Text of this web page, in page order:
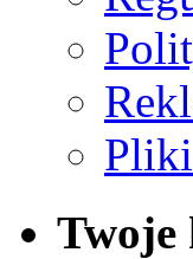
Twoje